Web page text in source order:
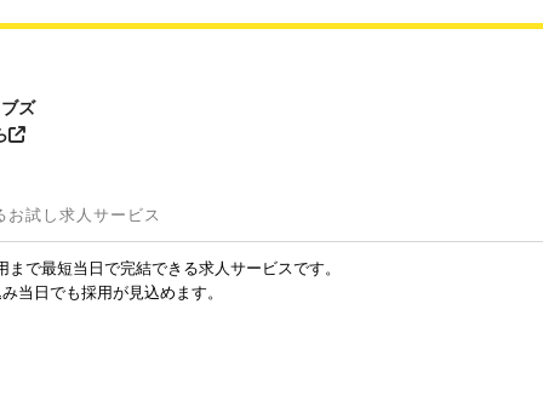
ズ
お試し求人サービス
まで最短当日で完結できる求人サービスです。
当日でも採用が見込めます。